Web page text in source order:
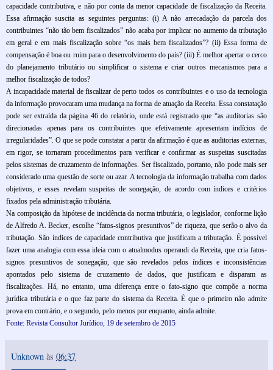
capacidade contributiva, e não por conta da menor capacidade de fiscalização da Receita.
Essa afirmação suscita as seguintes perguntas: (i) A não arrecadação da parcela dos
contribuintes “não tão bem fiscalizados” não acaba por implicar no aumento da tributação
em geral e em mais fiscalização sobre “os mais bem fiscalizados”? (ii) Essa forma de
compensação é boa ou ruim para o desenvolvimento do país? (iii) É melhor apertar o cerco
do planejamento tributário ou simplificar o sistema e criar outros mecanismos para a
melhor fiscalização de todos?
A incapacidade material de fiscalizar de perto todos os contribuintes e o uso da tecnologia
da informação provocaram uma mudança na forma de atuação da Receita. Essa constatação
pode ser extraída da página 46 do relatório, onde está registrado que “as auditorias são
direcionadas apenas para os contribuintes que efetivamente apresentam indícios de
irregularidades”. O que se pode constatar a partir da afirmação é que as auditorias externas,
em rigor, se tornaram procedimentos para verificar e confirmar as suspeitas suscitadas
pelos sistemas de cruzamento de informações. Ser fiscalizado, portanto, não pode mais ser
considerado uma questão de sorte ou azar. A tecnologia da informação trabalha com dados
objetivos, e esses revelam suspeitas de sonegação, de acordo com índices e critérios
fixados pela administração tributária.
Na composição da hipótese de incidência da norma tributária, o legislador, conforme lição
de Alfredo A. Becker, escolhe “fatos-signos presuntivos” de riqueza, que serão o alvo da
tributação. São índices de capacidade contributiva que justificam a tributação. É possível
fazer uma analogia com essa ideia com o atualmodus operandi da Receita, que cria fatos-
signos presuntivos de sonegação, que são revelados pelos índices e inconsistências
apontados pelo sistema de cruzamento de dados, que justificam e disparam as
fiscalizações. Há, no entanto, uma diferença entre o fato-signo que compõe a norma
jurídica tributária e o que faz parte do sistema da Receita. É que o primeiro não admite
prova em contrário, e o segundo, pelo menos por enquanto, ainda admite.
Fonte: Revista Consultor Jurídico, 19 de setembro de 2015
Unknown às 06:37